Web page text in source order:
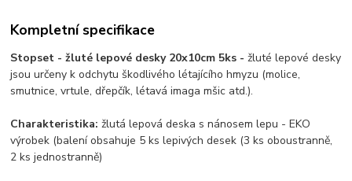
Kompletní specifikace
Stopset - žluté lepové desky 20x10cm 5ks -žluté lepové desky
jsou určeny k odchytu škodlivého létajícího hmyzu (molice,
smutnice, vrtule, dřepčík, létavá imaga mšic atd.).
Charakteristika:žlutá lepová deska s nánosem lepu - EKO
výrobek (balení obsahuje 5 ks lepivých desek (3 ks oboustranně,
2 ks jednostranně)